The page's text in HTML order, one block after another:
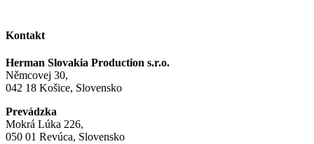
Kontakt
Herman Slovakia Production s.r.o.
Němcovej 30,
042 18 Košice, Slovensko
Prevádzka
Mokrá Lúka 226,
050 01 Revúca, Slovensko